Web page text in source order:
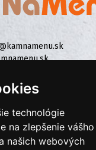
technológie
na zlepšenie vášho
našich webových